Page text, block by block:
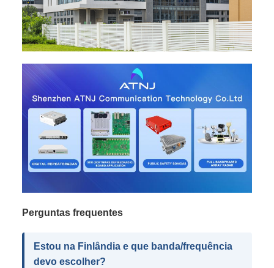
Perguntas frequentes
Estou na Finlândia e que banda/frequência
devo escolher?